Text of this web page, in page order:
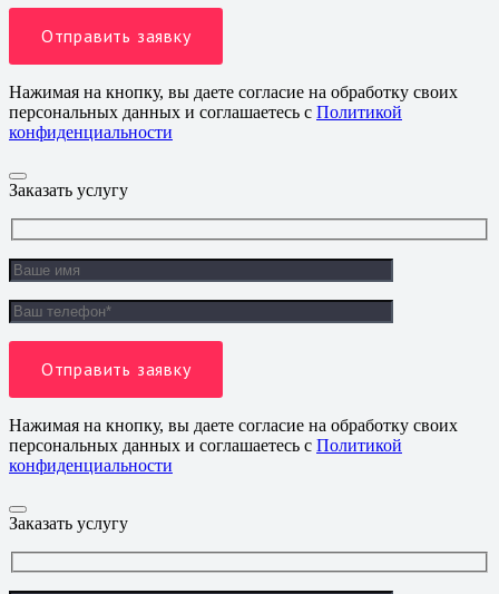
Нажимая на кнопку, вы даете согласие на обработку своих
персональных данных и соглашаетесь с Политикой
конфиденциальности
Заказать услугу
Нажимая на кнопку, вы даете согласие на обработку своих
персональных данных и соглашаетесь с Политикой
конфиденциальности
Заказать услугу